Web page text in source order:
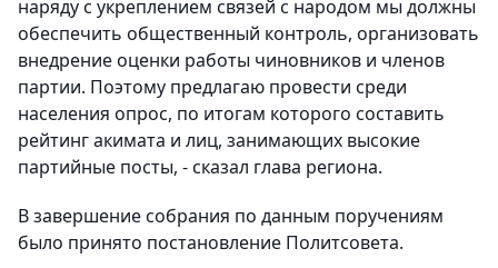
наряду с укреплением связей с народом мы должны
обеспечить общественный контроль, организовать
внедрение оценки работы чиновников и членов
партии. Поэтому предлагаю провести среди
населения опрос, по итогам которого составить
рейтинг акимата и лиц, занимающих высокие
партийные посты, - сказал глава региона.
В завершение собрания по данным поручениям
было принято постановление Политсовета.